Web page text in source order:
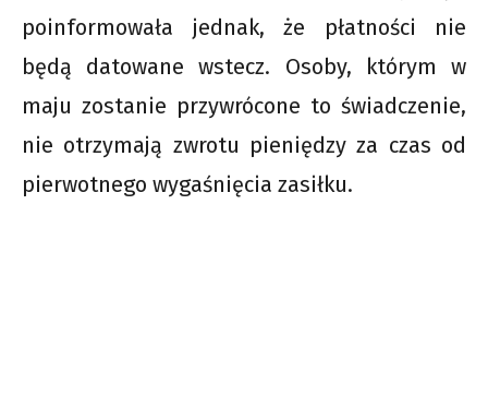
poinformowała jednak, że płatności nie
będą datowane wstecz. Osoby, którym w
maju zostanie przywrócone to świadczenie,
nie otrzymają zwrotu pieniędzy za czas od
pierwotnego wygaśnięcia zasiłku.